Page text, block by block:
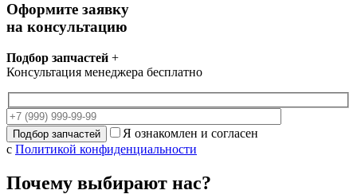
Оформите заявку
на консультацию
Подбор запчастей +
Консультация менеджера бесплатно
Я ознакомлен и согласен
с Политикой конфиденциальности
Почему выбирают нас?